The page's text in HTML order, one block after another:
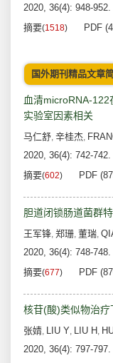
2020, 36(4): 948-952.
摘要(1518) PDF
国外期刊精品文章
血清microRNA-
实验室因素相关
马仁舒, 辛桂杰,
2020, 36(4): 742-742.
摘要(602) PDF
胆道闭锁肠道菌群
王军锋, 郑珊, 董瑞,
2020, 36(4): 748-748.
摘要(677) PDF
核苷(酸)类似物治
张婧, LIU Y, LIU H ,
2020, 36(4): 797-797.